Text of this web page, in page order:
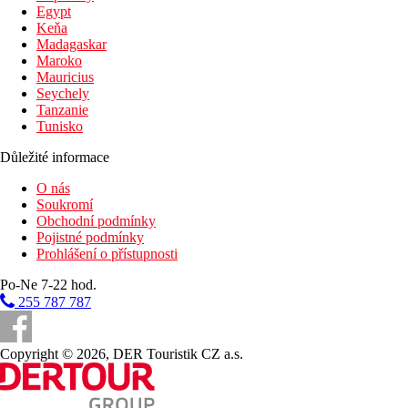
Egypt
Keňa
Madagaskar
Maroko
Mauricius
Seychely
Tanzanie
Tunisko
Důležité informace
O nás
Soukromí
Obchodní podmínky
Pojistné podmínky
Prohlášení o přístupnosti
Po-Ne 7-22 hod.
255 787 787
Copyright © 2026, DER Touristik CZ a.s.